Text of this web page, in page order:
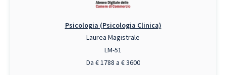
Psicologia (Psicologia Clinica)
Laurea Magistrale
LM-51
Da € 1788 a € 3600